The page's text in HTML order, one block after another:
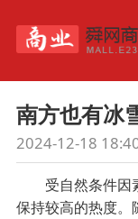
南方也有冰
2024-12-18
受自然条件因
保持较高的热度。